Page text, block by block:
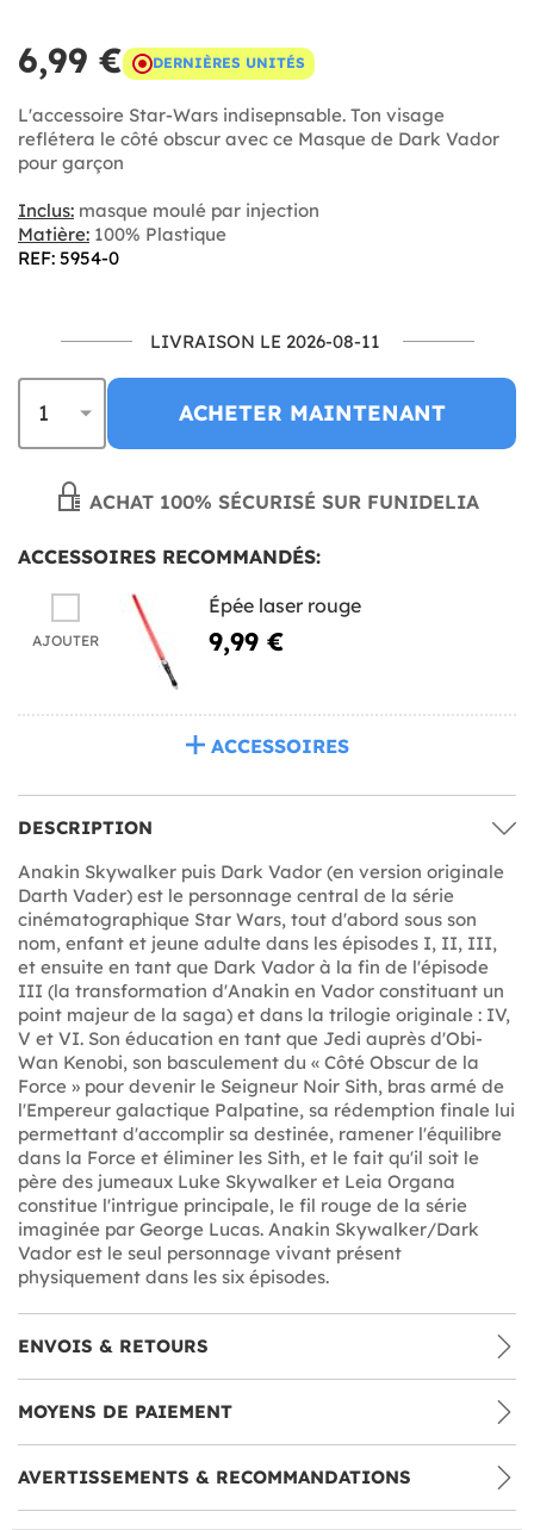
6,99 € DERNIÈRES UNITÉS
L'accessoire Star-Wars indisepnsable. Ton visage
reflétera le côté obscur avec ce Masque de Dark Vador
pour garçon
Inclus: masque moulé par injection
Matière: 100% Plastique
REF: 5954-0
LIVRAISON LE 2026-08-11
ACHETER MAINTENANT
ACHAT 100% SÉCURISÉ SUR FUNIDELIA
ACCESSOIRES RECOMMANDÉS:
AJOUTER
Épée laser rouge
9,99 €
ACCESSOIRES
DESCRIPTION
Anakin Skywalker puis Dark Vador (en version originale
Darth Vader) est le personnage central de la série
cinématographique Star Wars, tout d'abord sous son
nom, enfant et jeune adulte dans les épisodes I, II, III,
et ensuite en tant que Dark Vador à la fin de l'épisode
III (la transformation d'Anakin en Vador constituant un
point majeur de la saga) et dans la trilogie originale : IV,
V et VI. Son éducation en tant que Jedi auprès d'Obi-
Wan Kenobi, son basculement du « Côté Obscur de la
Force » pour devenir le Seigneur Noir Sith, bras armé de
l'Empereur galactique Palpatine, sa rédemption finale lui
permettant d'accomplir sa destinée, ramener l'équilibre
dans la Force et éliminer les Sith, et le fait qu'il soit le
père des jumeaux Luke Skywalker et Leia Organa
constitue l'intrigue principale, le fil rouge de la série
imaginée par George Lucas. Anakin Skywalker/Dark
Vador est le seul personnage vivant présent
physiquement dans les six épisodes.
ENVOIS & RETOURS
MOYENS DE PAIEMENT
AVERTISSEMENTS & RECOMMANDATIONS